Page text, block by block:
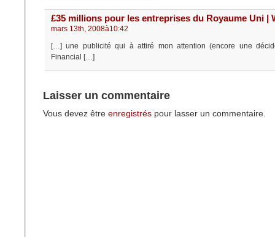
£35 millions pour les entreprises du Royaume Uni |
mars 13th, 2008à10:42
[…] une publicité qui à attiré mon attention (encore une
Financial […]
Laisser un commentaire
Vous devez être enregistrés pour lasser un commentaire.